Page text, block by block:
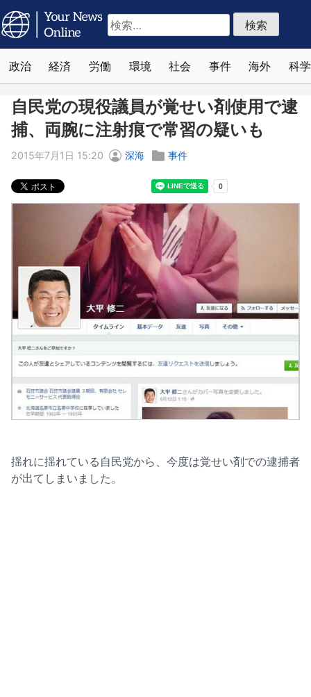
検
索:
政治 経済 労働 環境 社会 事件 海外 科学
自民党の現役議員が覚せい剤使用で逮
捕、両腕に注射痕で常習の疑いも
2015年7月1日 15:20 深海 事件
揺れに揺れている自民党から、今度は覚せい剤での逮捕者
が出てしまいました。